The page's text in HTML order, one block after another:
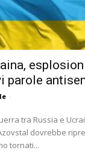
parole
-
tra Russia e
dovrebbe
tornati...